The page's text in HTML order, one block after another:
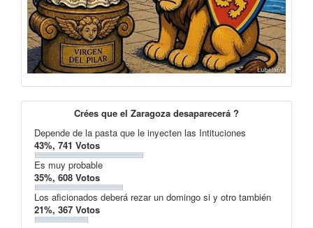
Crées que el Zaragoza desaparecerá ?
Depende de la pasta que le inyecten las Intituciones
43%, 741 Votos
Es muy probable
35%, 608 Votos
Los aficionados deberá rezar un domingo si y otro también
21%, 367 Votos